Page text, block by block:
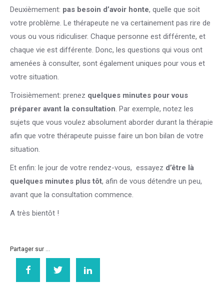
Deuxièmement: pas besoin d’avoir honte, quelle que soit
votre problème. Le thérapeute ne va certainement pas rire de
vous ou vous ridiculiser. Chaque personne est différente, et
chaque vie est différente. Donc, les questions qui vous ont
amenées à consulter, sont également uniques pour vous et
votre situation.
Troisièmement: prenez quelques minutes pour vous
préparer avant la consultation. Par exemple, notez les
sujets que vous voulez absolument aborder durant la thérapie
afin que votre thérapeute puisse faire un bon bilan de votre
situation.
Et enfin: le jour de votre rendez-vous, essayez d’être là
quelques minutes plus tôt, afin de vous détendre un peu,
avant que la consultation commence.
A très bientôt !
Partager sur ...